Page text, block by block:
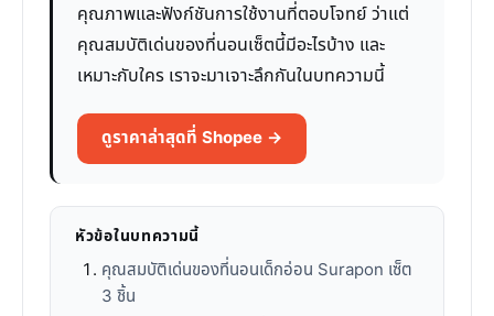
คุณภาพและฟังก์ชันการใช้งานที่ตอบโจทย์ ว่าแต่
คุณสมบัติเด่นของที่นอนเซ็ตนี้มีอะไรบ้าง และ
เหมาะกับใคร เราจะมาเจาะลึกกันในบทความนี้
ดูราคาล่าสุดที่ Shopee →
หัวข้อในบทความนี้
คุณสมบัติเด่นของที่นอนเด็กอ่อน Surapon เซ็ต
3 ชิ้น